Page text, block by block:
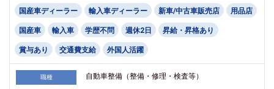
国産車ディーラー 輸入車ディーラー 新車/中古車販売店 用品店
国産車 輸入車 学歴不問 週休2日 昇給・昇格あり
賞与あり 交通費支給 外国人活躍
職種 自動車整備（整備・修理・検査等）